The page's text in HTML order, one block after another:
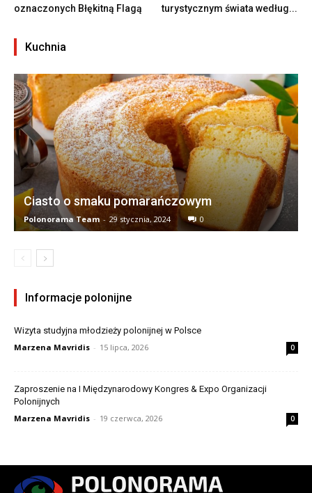
oznaczonych Błękitną Flagą
turystycznym świata według...
Kuchnia
Ciasto o smaku pomarańczowym
Polonorama Team - 29 stycznia, 2024 0
Informacje polonijne
Wizyta studyjna młodzieży polonijnej w Polsce
Marzena Mavridis - 15 lipca, 2026 0
Zaproszenie na I Międzynarodowy Kongres & Expo Organizacji
Polonijnych
Marzena Mavridis - 19 czerwca, 2026 0